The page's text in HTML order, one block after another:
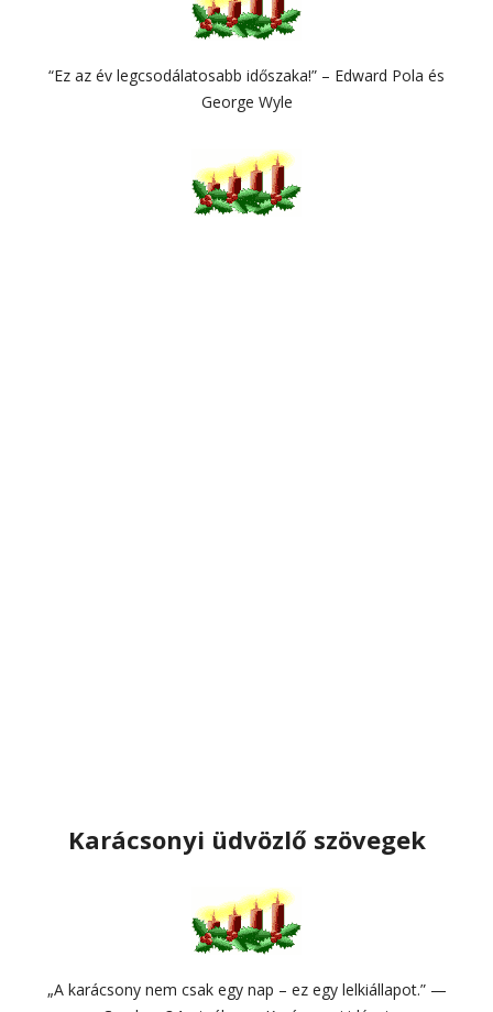
“Ez az év legcsodálatosabb időszaka!” – Edward Pola és
George Wyle
Karácsonyi üdvözlő szövegek
„A karácsony nem csak egy nap – ez egy lelkiállapot.” —